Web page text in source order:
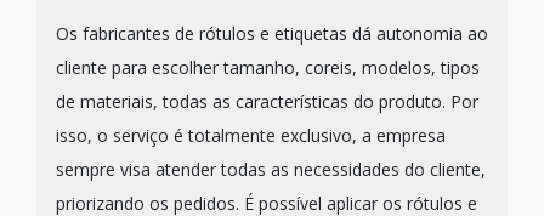
Os fabricantes de rótulos e etiquetas dá autonomia ao
cliente para escolher tamanho, coreis, modelos, tipos
de materiais, todas as características do produto. Por
isso, o serviço é totalmente exclusivo, a empresa
sempre visa atender todas as necessidades do cliente,
priorizando os pedidos. É possível aplicar os rótulos e